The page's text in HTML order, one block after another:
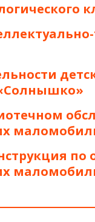
по